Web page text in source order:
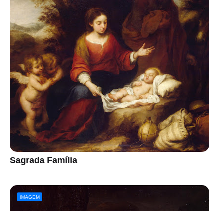
Sagrada Família
IMAGEM